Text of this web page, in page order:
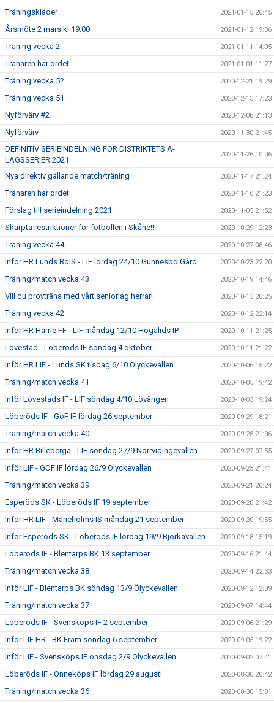
Träningskläder 2021-01-15 20:45
Årsmöte 2 mars kl 19:00 2021-01-12 19:36
Träning vecka 2 2021-01-11 14:05
Tränaren har ordet 2021-01-01 11:27
Träning vecka 52 2020-12-21 19:29
Träning vecka 51 2020-12-13 17:23
Nyförvärv #2 2020-12-08 21:13
Nyförvärv 2020-11-30 21:45
DEFINITIV SERIEINDELNING FÖR DISTRIKTETS A-
LAGSSERIER 2021
2020-11-26 10:06
Nya direktiv gällande match/träning 2020-11-17 21:24
Tränaren har ordet 2020-11-10 21:23
Förslag till serieindelning 2021 2020-11-05 21:52
Skärpta restriktioner för fotbollen i Skåne!!! 2020-10-29 12:23
Träning vecka 44 2020-10-27 08:46
Inför HR Lunds BoIS - LIF lördag 24/10 Gunnesbo Gård 2020-10-23 22:20
Träning/match vecka 43 2020-10-19 14:46
Vill du provträna med vårt seniorlag herrar! 2020-10-13 20:25
Träning vecka 42 2020-10-12 22:14
Inför HR Harrie FF - LIF måndag 12/10 Högalids IP 2020-10-11 21:25
Lövestad - Löberöds IF söndag 4 oktober 2020-10-11 21:22
Inför HR LIF - Lunds SK tisdag 6/10 Ölyckevallen 2020-10-06 15:22
Träning/match vecka 41 2020-10-05 19:42
Inför Lövestads IF - LIF söndag 4/10 Lövängen 2020-10-03 19:24
Löberöds IF - GoF IF lördag 26 september 2020-09-29 18:21
Träning/match vecka 40 2020-09-28 21:06
Inför HR Billeberga - LIF söndag 27/9 Norrvidingevallen 2020-09-27 07:55
Inför LIF - GOF IF lördag 26/9 Ölyckevallen 2020-09-25 21:41
Träning/match vecka 39 2020-09-21 20:24
Esperöds SK - Löberöds IF 19 september 2020-09-20 21:42
Inför HR LIF - Marieholms IS måndag 21 september 2020-09-20 19:55
Inför Esperöds SK - Löberöds IF lördag 19/9 Björkavallen 2020-09-18 15:19
Löberöds IF - Blentarps BK 13 september 2020-09-16 21:44
Träning/match vecka 38 2020-09-14 22:33
Inför LIF - Blentarps BK söndag 13/9 Ölyckevallen 2020-09-12 12:09
Träning/match vecka 37 2020-09-07 14:44
Löberöds IF - Svensköps IF 2 september 2020-09-06 21:29
Inför LIF HR - BK Fram söndag 6 september 2020-09-05 19:22
Inför LIF - Svensköps IF onsdag 2/9 Ölyckevallen 2020-09-02 07:41
Löberöds IF - Önneköps IF lördag 29 augusti 2020-08-30 20:42
Träning/match vecka 36 2020-08-30 15:01